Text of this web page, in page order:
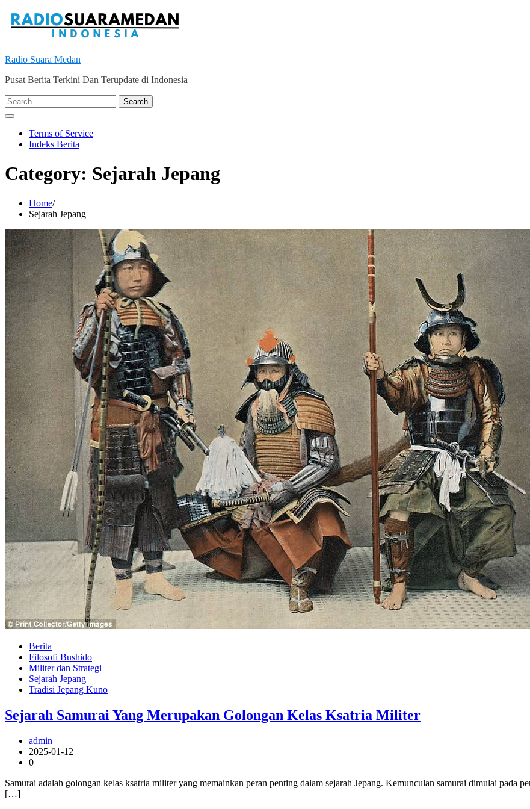
content
Radio Suara Medan
Pusat Berita Terkini Dan Terupdate di Indonesia
Search
for:
Terms of Service
Indeks Berita
Category: Sejarah Jepang
Home
Sejarah Jepang
Berita
Filosofi Bushido
Militer dan Strategi
Sejarah Jepang
Tradisi Jepang Kuno
Sejarah Samurai Yang Merupakan Golongan Kelas Ksatria Militer
admin
2025-01-12
0
Samurai adalah golongan kelas ksatria militer yang memainkan peran penting dalam sejarah Jepang. Kemunculan samurai dimulai pada
[…]